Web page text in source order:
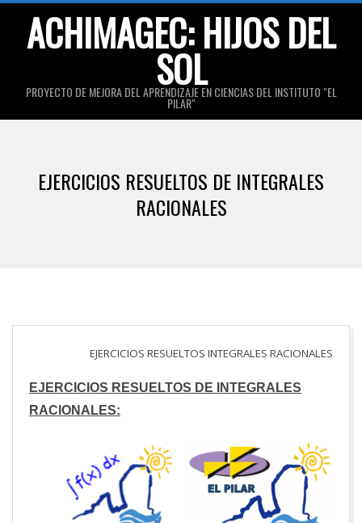
ACHIMAGEC: HIJOS DEL
SOL
PROYECTO DE MEJORA DEL APRENDIZAJE EN CIENCIAS DEL INSTITUTO "EL
PILAR"
MenuEJERCICIOS RESUELTOS DE INTEGRALES
RACIONALES
EJERCICIOS RESUELTOS INTEGRALES RACIONALES
EJERCICIOS RESUELTOS DE INTEGRALES
RACIONALES: